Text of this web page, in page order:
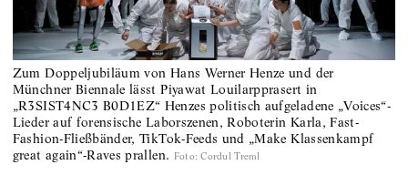
Zum Doppeljubiläum von Hans Werner Henze und der
Münchner Biennale lässt Piyawat Louilarpprasert in
„R3SIST4NC3 B0D1EZ“ Henzes politisch aufgeladene „Voices“-
Lieder auf forensische Laborszenen, Roboterin Karla, Fast-
Fashion-Fließbänder, TikTok-Feeds und „Make Klassenkampf
great again“-Raves prallen. Foto: Cordul Treml